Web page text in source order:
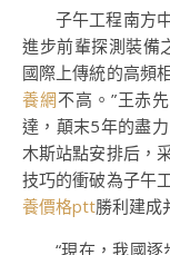
子午工程南方
進步前輩探測裝備
國際上傳統的高頻
養網不高。”王赤
達，顛末5年的盡
木斯站點安排后，
技巧的衝破為子午
養價格ptt勝利建成
“現在，我國